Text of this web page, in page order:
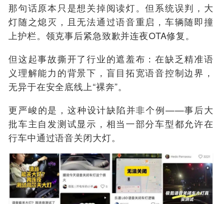
那句话原本只是想关掉阅读灯。但系统误判，大
灯随之熄灭，且无法通过语音重启，车辆随即撞
上护栏。领克事后紧急致歉并连夜OTA修复。
但这起事故撕开了行业的遮羞布：在缺乏精准语
义理解能力的背景下，盲目拓宽语音控制边界，
无异于在安全底线上“裸奔”。
更严峻的是，这种设计缺陷并非个例——事后大
批车主自发测试显示，相当一部分车型都允许在
行车中通过语音关闭大灯。